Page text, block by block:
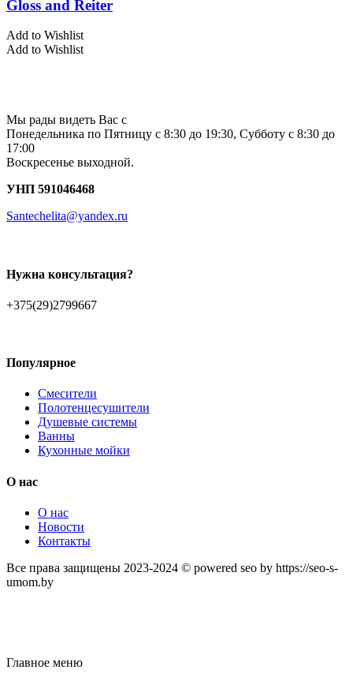
Gloss and Reiter
Add to Wishlist
Add to Wishlist
Мы рады видеть Вас с
Понедельника по Пятницу с 8:30 до 19:30, Субботу с 8:30 до
17:00
Воскресенье выходной.
УНП 591046468
Santechelita@yandex.ru
Нужна консультация?
+375(29)2799667
Популярное
Смесители
Полотенцесушители
Душевые системы
Ванны
Кухонные мойки
О нас
О нас
Новости
Контакты
Все права защищены 2023-2024 © powered seo by https://seo-s-
umom.by
Главное меню